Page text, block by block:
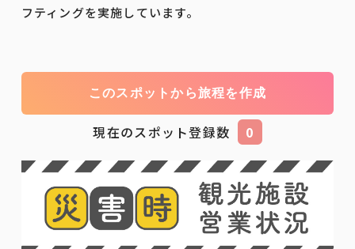
フティングを実施しています。
このスポットから旅程を作成
現在のスポット登録数 0